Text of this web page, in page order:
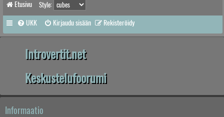
Etusivu Style:
UKK Kirjaudu sisään Rekisteröidy
Introvertit.net
Keskustelufoorumi
Informaatio